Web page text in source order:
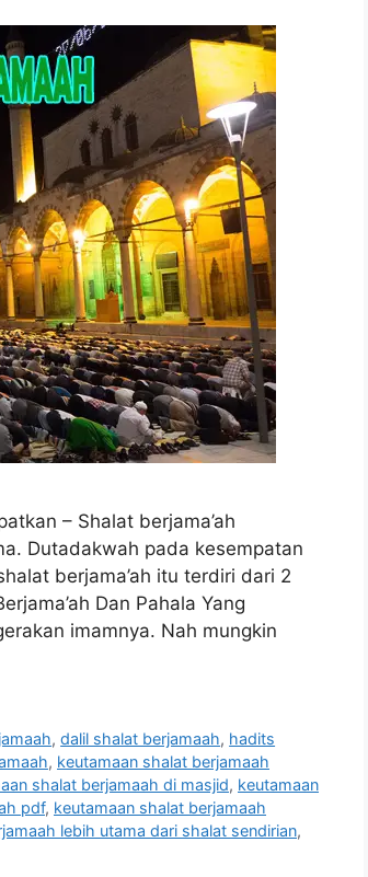
– Shalat berjama’ah
Dutadakwah pada kesempatan
berjama’ah itu terdiri dari 2
Dan Pahala Yang
imamnya. Nah mungkin
,dalil shalat berjamaah, hadits
, keutamaan shalat berjamaah
shalat berjamaah di masjid, keutamaan
pdf, keutamaan shalat berjamaah
lebih utama dari shalat sendirian,